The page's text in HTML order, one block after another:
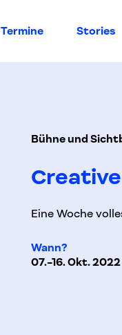
Termine Stories
Bühne und
Eine Woche
Wann?
07.-16. Okt. 2022